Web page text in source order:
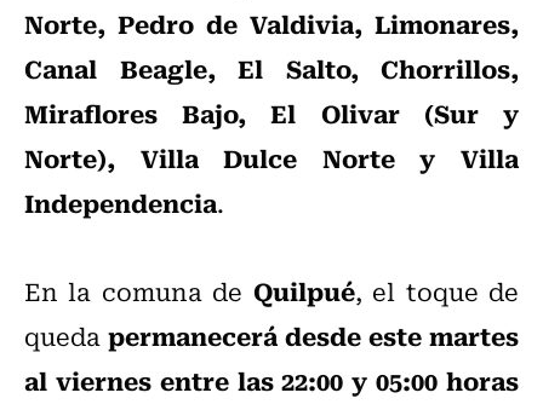
Norte, Pedro de Valdivia, Limonares,
Canal Beagle, El Salto, Chorrillos,
Miraflores Bajo, El Olivar (Sur y
Norte), Villa Dulce Norte y Villa
Independencia.
En la comuna de Quilpué, el toque de
quedapermanecerá desde este martes
al viernes entre las 22:00 y 05:00 horas